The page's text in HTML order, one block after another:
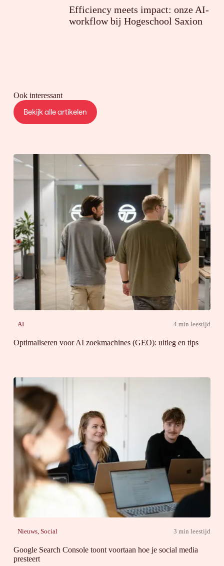
Efficiency meets impact: onze AI-
workflow bij Hogeschool Saxion
Ook interessant
Bekijk alle artikelen
AI 4 min leestijd
Optimaliseren voor AI zoekmachines (GEO): uitleg en tips
Nieuws, Social 3 min leestijd
Google Search Console toont voortaan hoe je social media
presteert